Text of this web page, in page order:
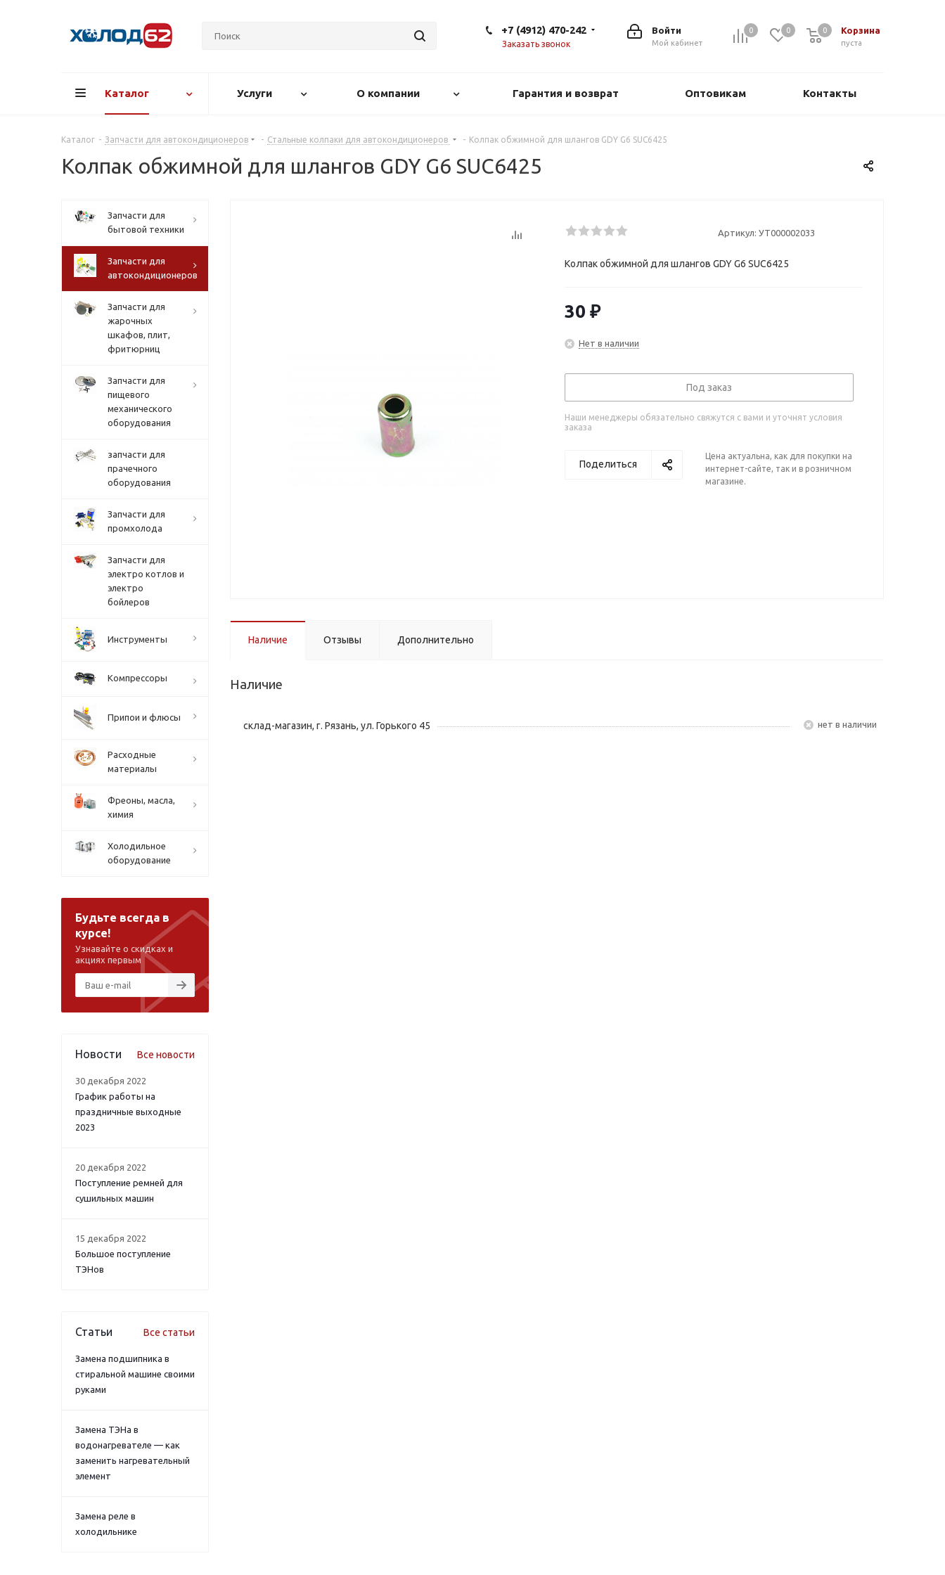
0 0 Корзина
0
пуста
0
Войти
Мой кабинет
+7 (4912) 470-242
Заказать звонок
Каталог Услуги О компании Гарантия и возврат Оптовикам Контакты
Каталог - Запчасти для автокондиционеров - Стальные колпаки для автокондиционеров - Колпак обжимной для шлангов GDY G6 SUC6425
Колпак обжимной для шлангов GDY G6 SUC6425
Артикул: УТ000002033
Колпак обжимной для шлангов GDY G6 SUC6425
30 ₽
Нет в наличии
Под заказ
Наши менеджеры обязательно свяжутся с вами и уточнят условия
заказа
Поделиться
Цена актуальна, как для покупки на
интернет-сайте, так и в розничном
магазине.
Наличие Отзывы Дополнительно
Наличие
склад-магазин, г. Рязань, ул. Горького 45 Нет в наличии
Запчасти для
бытовой техники
Запчасти для
автокондиционеров
Запчасти для
жарочных
шкафов, плит,
фритюрниц
Запчасти для
пищевого
механического
оборудования
запчасти для
прачечного
оборудования
Запчасти для
промхолода
Запчасти для
электро котлов и
электро
бойлеров
Инструменты
Компрессоры
Припои и флюсы
Расходные
материалы
Фреоны, масла,
химия
Холодильное
оборудование
Будьте всегда в
курсе!
Узнавайте о скидках и
акциях первым
Новости Все новости
30 декабря 2022
График работы на
праздничные выходные
2023
20 декабря 2022
Поступление ремней для
сушильных машин
15 декабря 2022
Большое поступление
ТЭНов
Статьи Все статьи
Замена подшипника в
стиральной машине своими
руками
Замена ТЭНа в
водонагревателе — как
заменить нагревательный
элемент
Замена реле в
холодильнике